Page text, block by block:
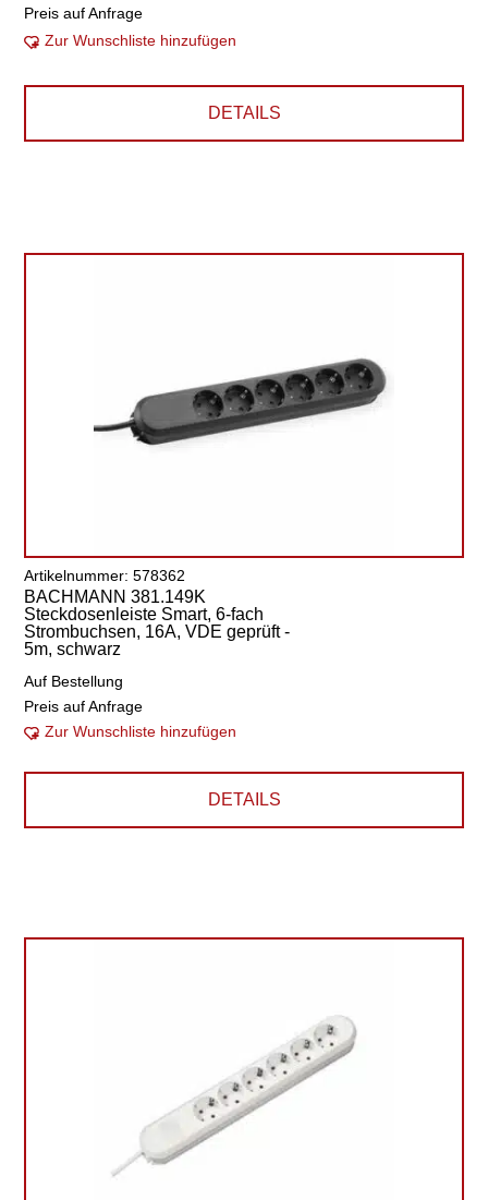
Preis auf Anfrage
Zur Wunschliste hinzufügen
DETAILS
Artikelnummer: 578362
BACHMANN 381.149K
Steckdosenleiste Smart, 6-fach
Strombuchsen, 16A, VDE geprüft -
5m, schwarz
Auf Bestellung
Preis auf Anfrage
Zur Wunschliste hinzufügen
DETAILS